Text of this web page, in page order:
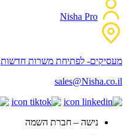
Nisha Pro
מעסיקים- לפתיחת משרות חדשות
sales@Nisha.co.il
נישה – חברת השמה